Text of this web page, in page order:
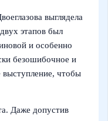
выглядела
этапов был
и особенно
безошибочное и
выступление, чтобы
Даже допустив